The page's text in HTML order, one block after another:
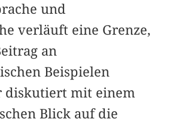
und
verläuft eine Grenze,
an
Beispielen
diskutiert mit einem
Blick auf die